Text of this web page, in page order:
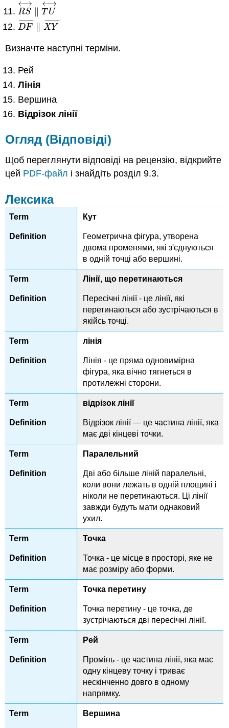
RS
←→
∥ T U
←→
RS↔ ∥TU
DF
¯ ¯
¯¯¯¯¯¯ ∥ XY
¯ ¯
¯¯¯¯¯¯
DF¯ XY¯
Визначте наступні терміни.
Рей
Лінія
Вершина
Відрізок лінії
Огляд (Відповіді)
Щоб переглянути відповіді на рецензію, відкрийте
цей PDF-файл і знайдіть розділ 9.3.
Лексика
Кут
Геометрична фігура, утворена
двома променями, які з'єднуються
в одній точці або вершині.
Лінії, що перетинаються
Пересічні лінії - це лінії, які
перетинаються або зустрічаються в
якійсь точці.
лінія
Лінія - це пряма одновимірна
фігура, яка вічно тягнеться в
протилежні сторони.
відрізок лінії
Відрізок лінії — це частина лінії, яка
має дві кінцеві точки.
Паралельний
Дві або більше ліній паралельні,
коли вони лежать в одній площині і
ніколи не перетинаються. Ці лінії
завжди будуть мати однаковий
ухил.
Точка
Точка - це місце в просторі, яке не
має розміру або форми.
Точка перетину
Точка перетину - це точка, де
зустрічаються дві пересічні лінії.
Рей
Промінь - це частина лінії, яка має
одну кінцеву точку і триває
нескінченно довго в одному
напрямку.
Вершина